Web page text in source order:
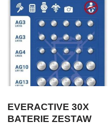
EVERACTIVE 30X
BATERIE ZESTAW